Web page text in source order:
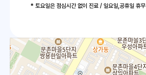
* 토요일은 점심시간 없이 진료 / 일요일,공휴일 휴무